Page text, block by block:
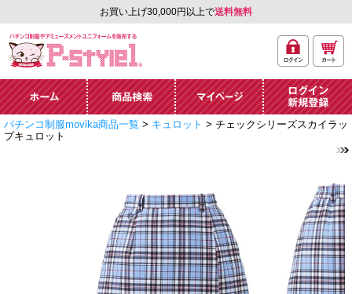
お買い上げ30,000円以上で送料無料
ーズメントユニフォー
ム通販「P-style 1」.
イン
ト
ホーム 商品検索 マイページ
ログイン・新規
パチンコ制服movika商品一覧 > キュロット > チェックシリーズスカイラッ
プキュロット